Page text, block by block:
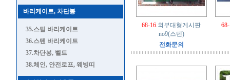
바리케이트, 차단봉
35.스틸 바리케이트
36.스텐 바리케이트
37.차단봉, 벨트
38.체인, 안전로프, 웨빙띠
68-16.외부대형게시판
no9(스텐)
전화문의